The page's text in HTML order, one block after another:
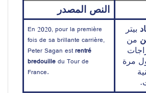
النص المصدر
En 2020, pour la première
fois de sa brillante carrière,
Peter Sagan est rentré
bredouille du Tour de
France.